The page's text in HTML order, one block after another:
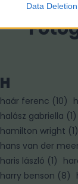
Data Deletion
H
haár ferenc (10)
halász gabriella (1)
hamilton wright (1)
hans van der
haris lászló (1)
harry benson (8)